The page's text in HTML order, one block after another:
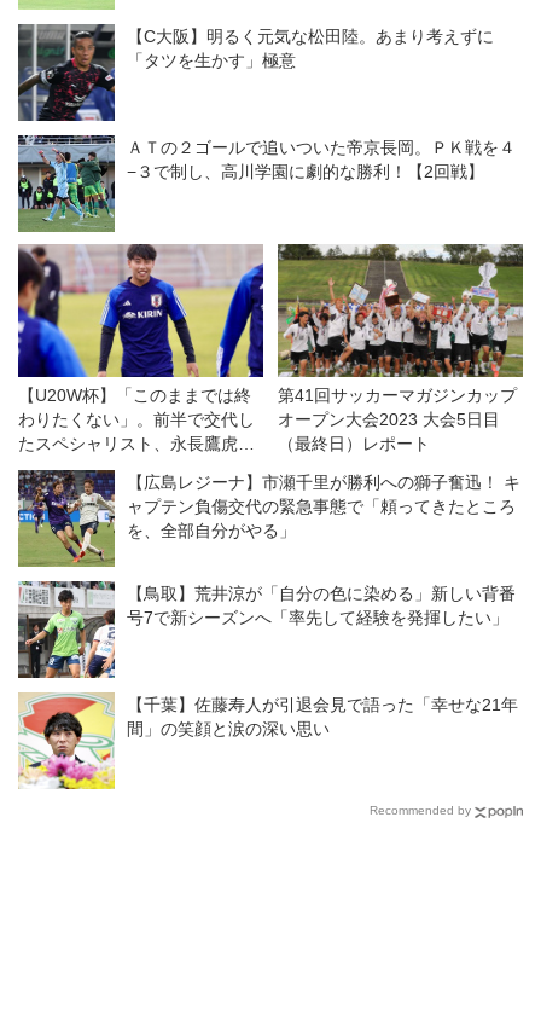
【C大阪】明るく元気な松田陸。あまり考えずに
「タツを生かす」極意
ＡＴの２ゴールで追いついた帝京長岡。ＰＫ戦を４
−３で制し、高川学園に劇的な勝利！【2回戦】
【U20W杯】「このままでは終
わりたくない」。前半で交代し
たスペシャリスト、永長鷹虎が
感じた悔しさの価値
第41回サッカーマガジンカップ
オープン大会2023 大会5日目
（最終日）レポート
【広島レジーナ】市瀬千里が勝利への獅子奮迅！ キ
ャプテン負傷交代の緊急事態で「頼ってきたところ
を、全部自分がやる」
【鳥取】荒井涼が「自分の色に染める」新しい背番
号7で新シーズンへ「率先して経験を発揮したい」
【千葉】佐藤寿人が引退会見で語った「幸せな21年
間」の笑顔と涙の深い思い
Recommended by